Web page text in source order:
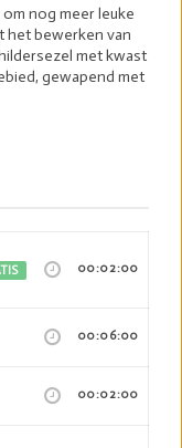
nog meer leuke
het bewerken van
met kwast
gewapend met
00:02:00
00:06:00
00:02:00